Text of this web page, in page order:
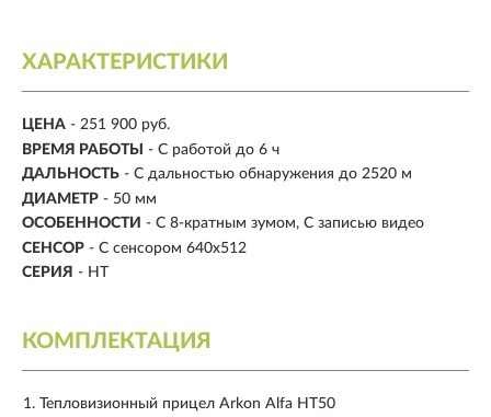
ХАРАКТЕРИСТИКИ
ЦЕНА - 251 900 руб.
ВРЕМЯ РАБОТЫ
- С работой до 6 ч
ДАЛЬНОСТЬ - С дальностью обнаружения до 2520 м
ДИАМЕТР - 50 мм
ОСОБЕННОСТИ - С 8-кратным зумом, С записью видео
СЕНСОР - С сенсором 640х512
СЕРИЯ - HT
КОМПЛЕКТАЦИЯ
Тепловизионный прицел Arkon Alfa HT50